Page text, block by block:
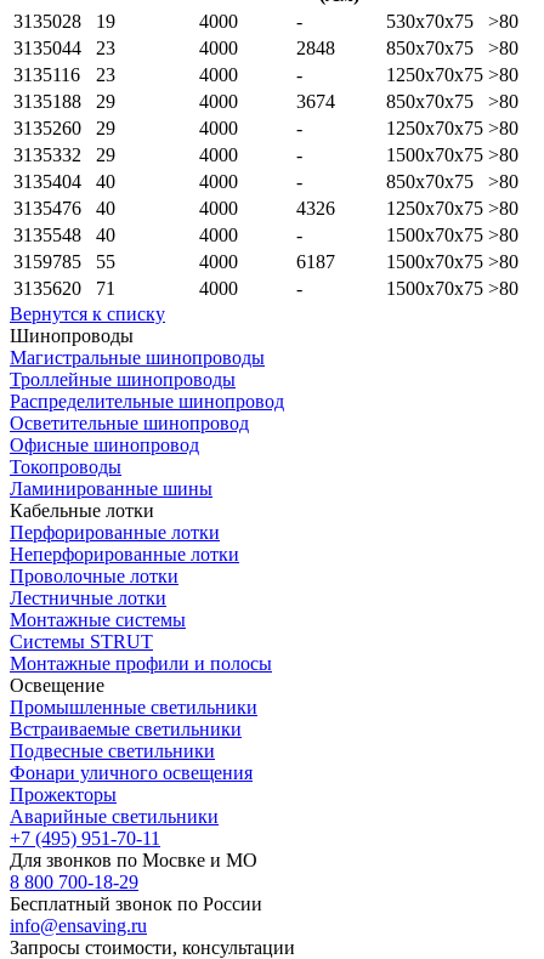
3135028
19 4000 - 530x70x75
>80
3135044
23 4000 2848 850x70x75
>80
3135116
23 4000 - 1250x70x75 >80
3135188
29 4000 3674 850x70x75
>80
3135260
29 4000 - 1250x70x75 >80
3135332
29 4000 - 1500x70x75 >80
3135404
40 4000 - 850x70x75
>80
3135476
40 4000 4326 1250x70x75 >80
3135548
40 4000 - 1500x70x75 >80
3159785
55 4000 6187 1500x70x75 >80
3135620
71 4000 - 1500x70x75 >80
Вернутся к списку
Шинопроводы
Магистральные шинопроводы
Троллейные шинопроводы
Распределительные шинопровод
Осветительные шинопровод
Офисные шинопровод
Токопроводы
Ламинированные шины
Кабельные лотки
Перфорированные лотки
Неперфорированные лотки
Проволочные лотки
Лестничные лотки
Монтажные системы
Системы STRUT
Монтажные профили и полосы
Освещение
Промышленные светильники
Встраиваемые светильники
Подвесные светильники
Фонари уличного освещения
Прожекторы
Аварийные светильники
+7 (495) 951-70-11
Для звонков по Мосвке и МО
8 800 700-18-29
Бесплатный звонок по России
info@ensaving.ru
Запросы стоимости, консультации